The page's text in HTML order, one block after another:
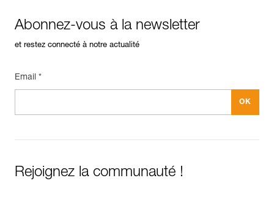
Abonnez-vous à la newsletter
et restez connecté à notre actualité
Email *
Rejoignez la communauté !